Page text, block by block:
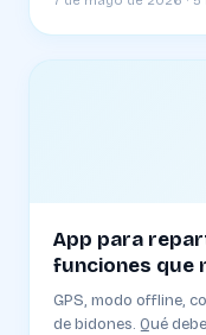
aguante.
App para
funciones que
GPS, modo offline,
de bidones. Qué